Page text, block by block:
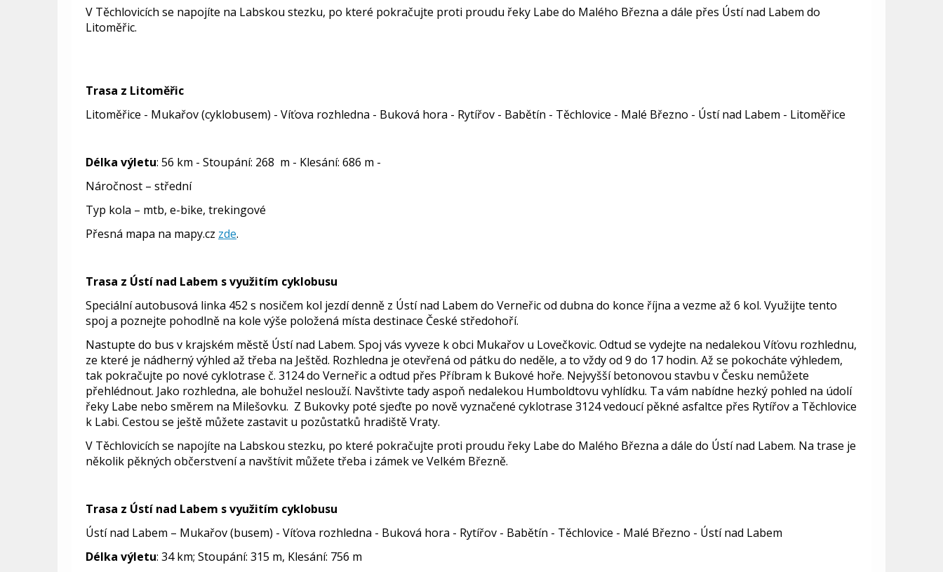
V Těchlovicích se napojíte na Labskou stezku, po které pokračujte proti proudu řeky Labe do Malého Března a dále přes Ústí nad Labem do
Litoměřic.
Trasa z Litoměřic
Litoměřice - Mukařov (cyklobusem) - Víťova rozhledna - Buková hora - Rytířov - Babětín - Těchlovice - Malé Březno - Ústí nad Labem - Litoměřice
Délka výletu: 56 km - Stoupání: 268 m - Klesání: 686 m -
Náročnost – střední
Typ kola – mtb, e-bike, trekingové
Přesná mapa na mapy.cz zde.
Trasa z Ústí nad Labem s využitím cyklobusu
Speciální autobusová linka 452 s nosičem kol jezdí denně z Ústí nad Labem do Verneřic od dubna do konce října a vezme až 6 kol. Využijte tento
spoj a poznejte pohodlně na kole výše položená místa destinace České středohoří.
Nastupte do bus v krajském městě Ústí nad Labem. Spoj vás vyveze k obci Mukařov u Lovečkovic. Odtud se vydejte na nedalekou Víťovu rozhlednu,
ze které je nádherný výhled až třeba na Ještěd. Rozhledna je otevřená od pátku do neděle, a to vždy od 9 do 17 hodin. Až se pokocháte výhledem,
tak pokračujte po nové cyklotrase č. 3124 do Verneřic a odtud přes Příbram k Bukové hoře. Nejvyšší betonovou stavbu v Česku nemůžete
přehlédnout. Jako rozhledna, ale bohužel neslouží. Navštivte tady aspoň nedalekou Humboldtovu vyhlídku. Ta vám nabídne hezký pohled na údolí
řeky Labe nebo směrem na Milešovku. Z Bukovky poté sjeďte po nově vyznačené cyklotrase 3124 vedoucí pěkné asfaltce přes Rytířov a Těchlovice
k Labi. Cestou se ještě můžete zastavit u pozůstatků hradiště Vraty.
V Těchlovicích se napojíte na Labskou stezku, po které pokračujte proti proudu řeky Labe do Malého Března a dále do Ústí nad Labem. Na trase je
několik pěkných občerstvení a navštívit můžete třeba i zámek ve Velkém Březně.
Trasa z Ústí nad Labem s využitím cyklobusu
Ústí nad Labem – Mukařov (busem) - Víťova rozhledna - Buková hora - Rytířov - Babětín - Těchlovice - Malé Březno - Ústí nad Labem
Délka výletu: 34 km; Stoupání: 315 m, Klesání: 756 m